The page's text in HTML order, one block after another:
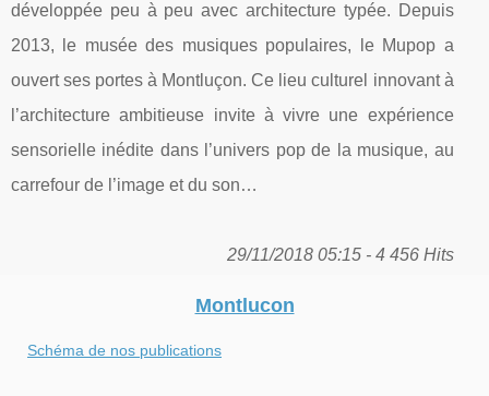
développée peu à peu avec architecture typée. Depuis
2013, le musée des musiques populaires, le Mupop a
ouvert ses portes à Montluçon. Ce lieu culturel innovant à
l’architecture ambitieuse invite à vivre une expérience
sensorielle inédite dans l’univers pop de la musique, au
carrefour de l’image et du son…
29/11/2018 05:15 - 4 456 Hits
Montlucon
Schéma de nos publications